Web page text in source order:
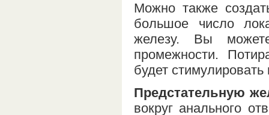
Можно также
большое число
железу. Вы
промежности.
будет
Предстательную
вокруг анального